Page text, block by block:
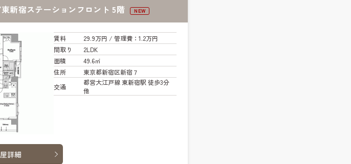
新宿ステーションフロント 5階 NEW
賃料 29.9万円 / 管理費：1.2万円
間取り
2LDK
面積
49.6㎡
住所
東京都新宿区新宿７
交通
都営大江戸線 東新宿駅 徒歩3分
他
詳細